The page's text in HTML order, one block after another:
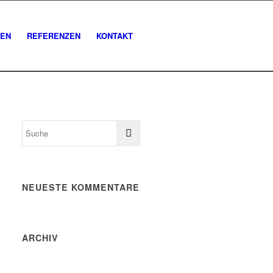
REFERENZEN KONTAKT
NEUESTE KOMMENTARE
ARCHIV